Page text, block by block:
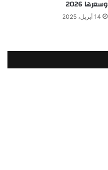
وسعرها 2026
14 أبريل، 2025